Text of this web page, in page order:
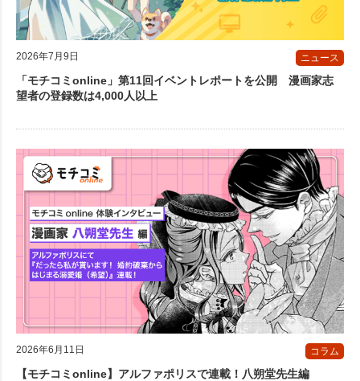
2026年7月9日 ニュース
「モチコミonline」第11回イベントレポートを公開 漫画家志
望者の登録数は4,000人以上
2026年6月11日 コラム
【モチコミonline】アルファポリスで連載！八朔堂先生編